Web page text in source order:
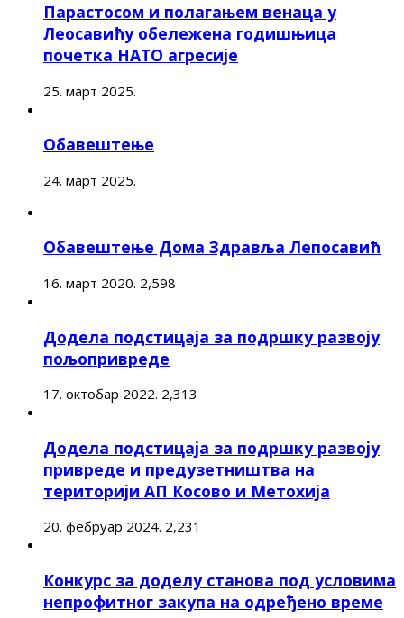
Парастосом и полагањем венаца у
Леосавићу обележена годишњица
почетка НАТО агресије
25. март 2025.
Обавештење
24. март 2025.
Обавештење Дома Здравља Лепосавић
16. март 2020. 2,598
Додела подстицаја за подршку развоју
пољопривреде
17. октобар 2022. 2,313
Додела подстицаја за подршку развоју
привреде и предузетништва на
територији АП Косово и Метохија
20. фебруар 2024. 2,231
Конкурс за доделу станова под условима
непрофитног закупа на одређено време